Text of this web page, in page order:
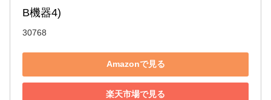
B機器4)
30768
Amazonで見る
楽天市場で見る